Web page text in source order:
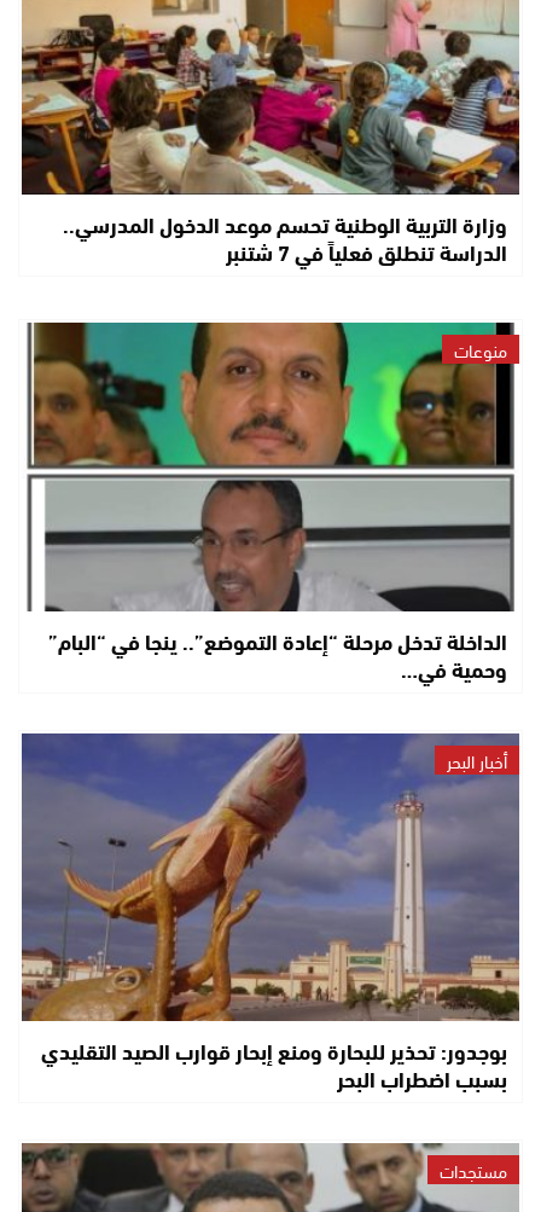
وزارة التربية الوطنية تحسم موعد الدخول المدرسي..
الدراسة تنطلق فعلياً في 7 شتنبر
منوعات
الداخلة تدخل مرحلة “إعادة التموضع”.. ينجا في “البام”
وحمية في…
أخبار البحر
بوجدور: تحذير للبحارة ومنع إبحار قوارب الصيد التقليدي
بسبب اضطراب البحر
مستجدات